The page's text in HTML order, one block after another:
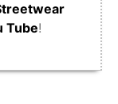
Tube!